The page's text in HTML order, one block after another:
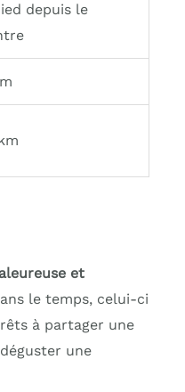
depuis le
et
le temps, celui-ci
à partager une
une